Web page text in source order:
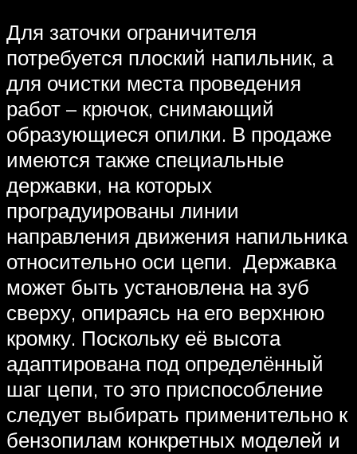
Для заточки ограничителя
потребуется плоский напильник, а
для очистки места проведения
работ – крючок, снимающий
образующиеся опилки. В продаже
имеются также специальные
державки, на которых
проградуированы линии
направления движения напильника
относительно оси цепи. Державка
может быть установлена на зуб
сверху, опираясь на его верхнюю
кромку. Поскольку её высота
адаптирована под определённый
шаг цепи, то это приспособление
следует выбирать применительно к
бензопилам конкретных моделей и